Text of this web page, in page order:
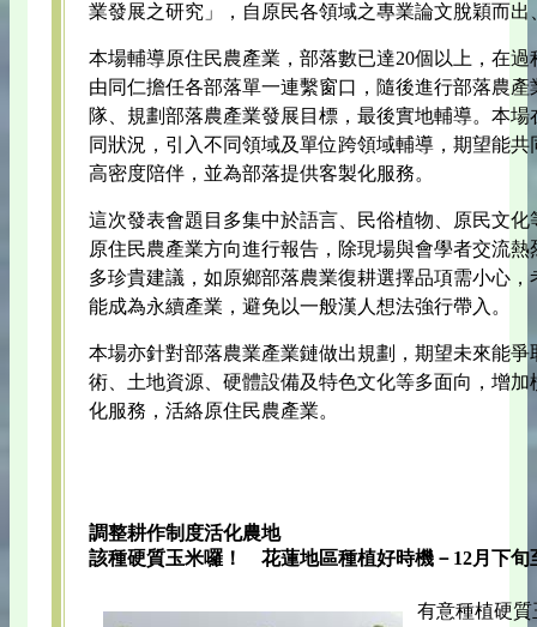
業發展之研究」，自原民各領域之專業論文脫穎而出
本場輔導原住民農產業，部落數已達20個以上，在
由同仁擔任各部落單一連繫窗口，隨後進行部落農
隊、規劃部落農產業發展目標，最後實地輔導。本
同狀況，引入不同領域及單位跨領域輔導，期望能
高密度陪伴，並為部落提供客製化服務。
這次發表會題目多集中於語言、民俗植物、原民文
原住民農產業方向進行報告，除現場與會學者交流
多珍貴建議，如原鄉部落農業復耕選擇品項需小心
能成為永續產業，避免以一般漢人想法強行帶入。
本場亦針對部落農業產業鏈做出規劃，期望未來能
術、土地資源、硬體設備及特色文化等多面向，增
化服務，活絡原住民農產業。
調整耕作制度活化農地
該種硬質玉米囉！ 花蓮地區種植好時機－12月下旬
有意種植硬